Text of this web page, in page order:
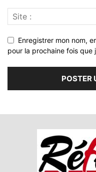
Enregistrer mon nom,
pour la prochaine fois que